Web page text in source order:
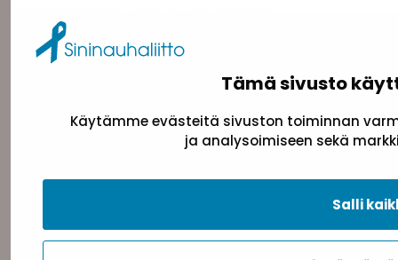
Tämä sivusto
Käytämme evästeitä sivuston toiminnan
ja analysoimiseen sekä
Salli
toimisto@sininauha.fi
Tietosuojaseloste Evästeseloste